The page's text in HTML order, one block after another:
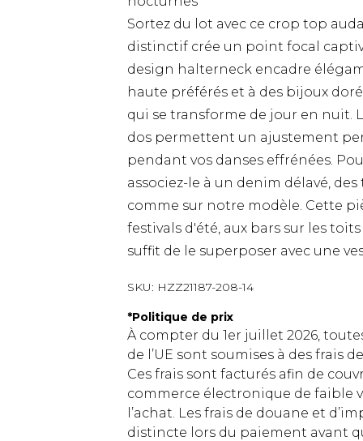
Sortez du lot avec ce crop top
distinctif crée un point focal
design halterneck encadre
haute préférés et à des bijoux
qui se transforme de jour en nuit.
dos permettent un ajustement
pendant vos danses effrénées.
associez-le à un denim délavé,
comme sur notre modèle. Cette
festivals d'été, aux bars sur les
suffit de le superposer avec une
SKU: HZZ21187-208-14
*Politique de prix
À compter du 1er juillet 2026,
de l’UE sont soumises à des frais
Ces frais sont facturés afin de
commerce électronique de faible
l’achat. Les frais de douane et
distincte lors du paiement avant